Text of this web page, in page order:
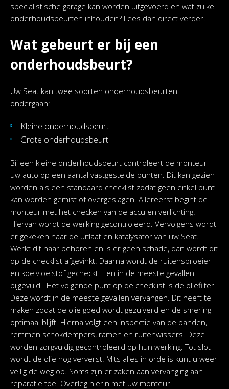
specialistische garage kan worden uitgevoerd en wat zulke
onderhoudsbeurten inhouden? Lees dan direct verder.
Wat gebeurt er bij een
onderhoudsbeurt?
Uw Seat kan twee soorten onderhoudsbeurten
ondergaan:
Kleine onderhoudsbeurt
Grote onderhoudsbeurt
Bij een kleine onderhoudsbeurt controleert de monteur
uw auto op een aantal vastgestelde punten. Dit kan gezien
worden als een standaard checklist zodat geen enkel punt
kan worden gemist of overgeslagen. Allereerst begint de
monteur met het checken van de accu en verlichting.
Hiervan wordt de werking gecontroleerd. Vervolgens wordt
er gekeken naar de uitlaat en katalysator van uw Seat.
Werkt dit naar behoren en is er geen schade, dan wordt dit
op de checklist afgevinkt. Daarna wordt de ruitensproeier-
en koelvloeistof gecheckt – en in de meeste gevallen –
bijgevuld. Het volgende punt op de checklist is de oliefilter.
Deze wordt in de meeste gevallen vervangen. Dit heeft te
maken zodat de olie goed wordt gezuiverd en de smering
optimaal blijft. Hierna volgt een inspectie van de banden,
remmen schokdempers, ramen en ruitenwissers. Deze
worden zorgvuldig gecontroleerd op hun werking. Tot slot
wordt de olie nog ververst. Mits alles in orde is kunt u weer
veilig de weg op. Soms zijn er zaken aan vervanging aan
reparatie toe. Overleg hierin met uw monteur.